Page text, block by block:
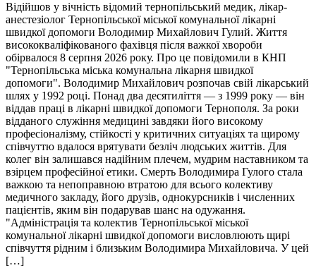
Відійшов у вічність відомий тернопільський медик, лікар-
анестезіолог Тернопільської міської комунальної лікарні
швидкої допомоги Володимир Михайлович Гулий. Життя
висококваліфікованого фахівця після важкої хвороби
обірвалося 8 серпня 2026 року. Про це повідомили в КНП
"Тернопільська міська комунальна лікарня швидкої
допомоги". Володимир Михайлович розпочав свій лікарський
шлях у 1992 році. Понад два десятиліття — з 1999 року — він
віддав праці в лікарні швидкої допомоги Тернополя. За роки
відданого служіння медицині завдяки його високому
професіоналізму, стійкості у критичних ситуаціях та щирому
співчуттю вдалося врятувати безліч людських життів. Для
колег він залишався надійним плечем, мудрим наставником та
взірцем професійної етики. Смерть Володимира Гулого стала
важкою та непоправною втратою для всього колективу
медичного закладу, його друзів, однокурсників і численних
пацієнтів, яким він подарував шанс на одужання.
"Адміністрація та колектив Тернопільської міської
комунальної лікарні швидкої допомоги висловлюють щирі
співчуття рідним і близьким Володимира Михайловича. У цей
[…]